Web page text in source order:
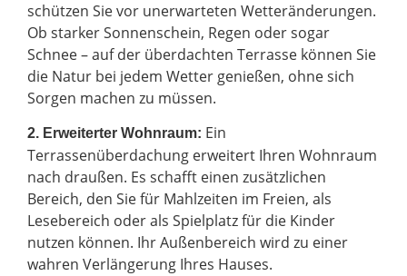
schützen Sie vor unerwarteten Wetteränderungen.
Ob starker Sonnenschein, Regen oder sogar
Schnee – auf der überdachten Terrasse können Sie
die Natur bei jedem Wetter genießen, ohne sich
Sorgen machen zu müssen.
2. Erweiterter Wohnraum: Ein
Terrassenüberdachung erweitert Ihren Wohnraum
nach draußen. Es schafft einen zusätzlichen
Bereich, den Sie für Mahlzeiten im Freien, als
Lesebereich oder als Spielplatz für die Kinder
nutzen können. Ihr Außenbereich wird zu einer
wahren Verlängerung Ihres Hauses.